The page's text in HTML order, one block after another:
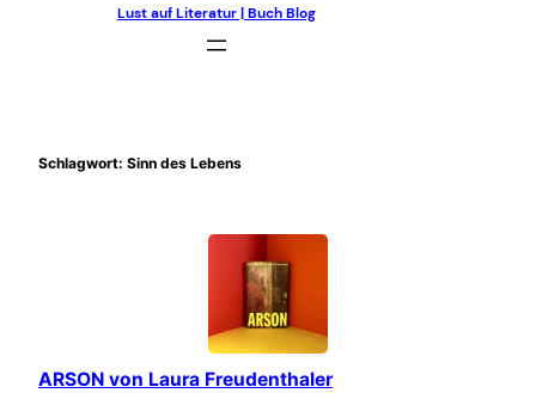
Lust auf Literatur | Buch Blog
Schlagwort: Sinn des Lebens
ARSON von Laura Freudenthaler